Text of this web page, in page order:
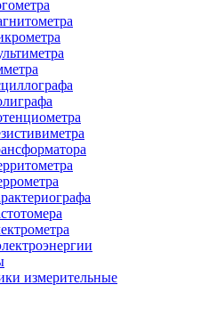
измерительные